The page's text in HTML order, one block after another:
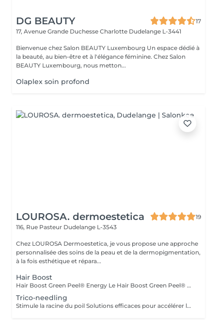
DG BEAUTY
17
17, Avenue Grande Duchesse Charlotte Dudelange L-3441
Bienvenue chez Salon BEAUTY Luxembourg Un espace dédié à
la beauté, au bien-être et à l'élégance féminine. Chez Salon
BEAUTY Luxembourg, nous metton...
Olaplex soin profond
LOUROSA. dermoestetica
19
116, Rue Pasteur Dudelange L-3543
Chez LOUROSA Dermoestetica, je vous propose une approche
personnalisée des soins de la peau et de la dermopigmentation,
à la fois esthétique et répara...
Hair Boost
Hair Boost Green Peel® Energy Le Hair Boost Green Peel® Energy est un traitement naturel du cuir chevelu développé à partir de la méthode originale du GREEN PEEL® du Dr. Christine Schrammek. Ce protocole innovant a été conçu pour stimuler le cuir chevelu, favoriser un environnement optimal à la croissance des cheveux et améliorer leur qualité globale. Grâce à un mélange exclusif de plantes, de minéraux, d'enzymes et d'oligo-éléments, le soin active la microcirculation, stimule le renouvellement cellulaire et favorise l'apport en nutriments essentiels au niveau des follicules pileux. Le cuir chevelu est ainsi revitalisé, oxygéné et préparé à soutenir une croissance capillaire plus saine. Le traitement est particulièrement indiqué en cas de : * Chute de cheveux diffuse * Cheveux affinés ou fragilisés * Perte de densité capillaire * Cuir chevelu fatigué ou déséquilibré * Cheveux manquant de force et de vitalité Les bénéfices Stimule la microcirculation du cuir chevelu Favorise un environnement propice à la croissance des cheveux Revitalise les follicules pileux Améliore la qualité du cuir chevelu Renforce la vitalité et la résistance des cheveux Contribue à améliorer la densité capillaire au fil des séances
Trico-needling
Stimule la racine du poil Solutions efficaces pour accélérer la pousse du poil du cuir chevelu grâce aux traitements transépidermique